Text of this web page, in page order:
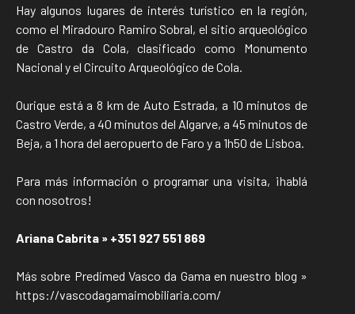
Hay algunos lugares de interés turístico en la región,
como el Miradouro Ramiro Sobral, el sitio arqueológico
de Castro da Cola, clasificado como Monumento
Nacional y el Circuito Arqueológico de Cola.
Ourique está a 8 km de Auto Estrada, a 10 minutos de
Castro Verde, a 40 minutos del Algarve, a 45 minutos de
Beja, a 1 hora del aeropuerto de Faro y a 1h50 de Lisboa.
Para más información o programar una visita, ¡hablá
con nosotros!
Ariana Cabrita » +351 927 551 869
Más sobre Predimed Vasco da Gama en nuestro blog »
https://vascodagamaimobiliaria.com/